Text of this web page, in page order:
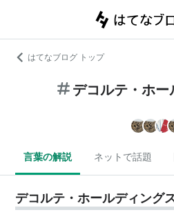
はてなブログ トップ
デコルテ・ホー
言葉の解説 ネットで話題
デコルテ・ホールディング